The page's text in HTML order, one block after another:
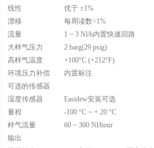
线性
优于 ±1%
漂移
每周读数<1%
流量
1 ~ 3 Nl/h内置快速回路
大样气压力
2 barg(29 psig)
高样气温度
+100°C (+212°F)
环境压力补偿
内置标注
可选的传感器
湿度传感器
Easidew安装可选
量程
-100 °C ~ + 20 °C
样气流量
60 ~ 300 Nl/hour
输出